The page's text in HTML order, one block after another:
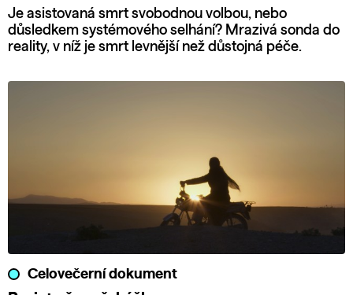
Je asistovaná smrt svobodnou volbou, nebo
důsledkem systémového selhání? Mrazivá sonda do
reality, v níž je smrt levnější než důstojná péče.
Celovečerní dokument